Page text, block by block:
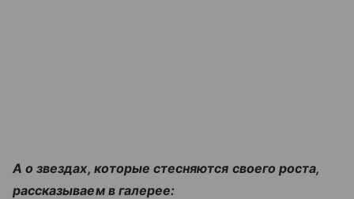
А о звездах, которые стесняются своего роста,
рассказываем в галерее: